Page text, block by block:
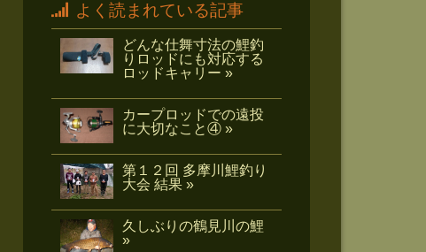
よく読まれている記事
どんな仕舞寸法の鯉釣
りロッドにも対応する
ロッドキャリー »
カープロッドでの遠投
に大切なこと④ »
第１２回 多摩川鯉釣り
大会 結果 »
久しぶりの鶴見川の鯉
»